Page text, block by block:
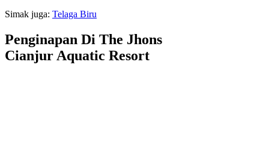
Simak juga: Telaga Biru
Penginapan Di The Jhons
Cianjur Aquatic Resort